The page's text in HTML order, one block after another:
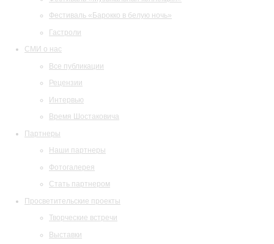
Фестиваль «Барокко в белую ночь»
Гастроли
СМИ о нас
Все публикации
Рецензии
Интервью
Время Шостаковича
Партнеры
Наши партнеры
Фотогалерея
Стать партнером
Просветительские проекты
Творческие встречи
Выставки